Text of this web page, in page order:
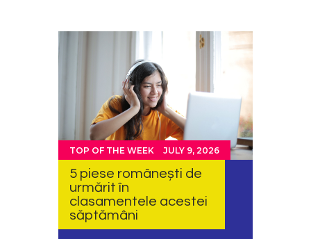
TOP OF THE WEEK JULY 9, 2026
5 piese românești de
urmărit în
clasamentele acestei
săptămâni